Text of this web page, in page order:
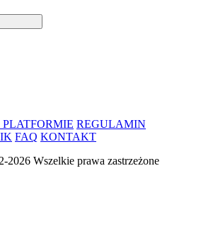
PLATFORMIE REGULAMIN
FAQ KONTAKT
2026 Wszelkie prawa zastrzeżone